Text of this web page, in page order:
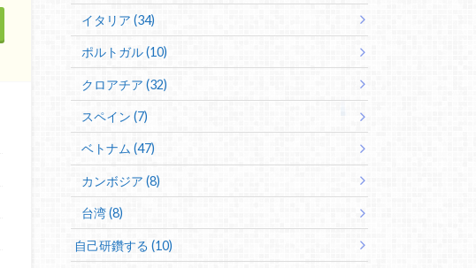
イタリア (34)
ポルトガル (10)
クロアチア (32)
スペイン (7)
ベトナム (47)
カンボジア (8)
台湾 (8)
自己研鑽する (10)